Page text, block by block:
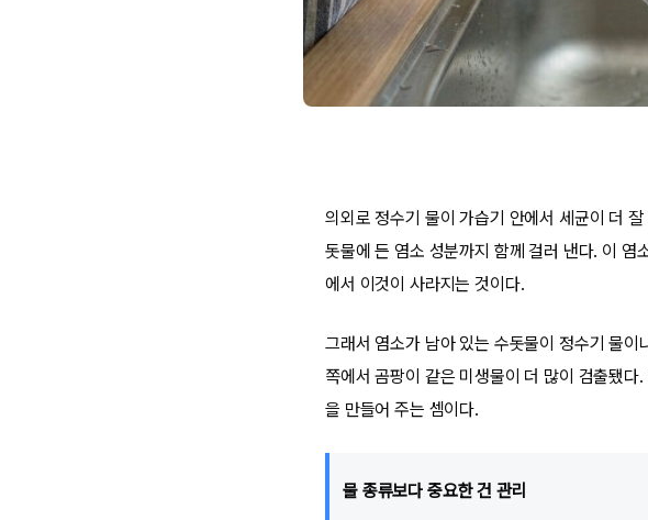
의외로 정수기 물이 가습기 안에서 세균이 더
돗물에 든 염소 성분까지 함께 걸러 낸다. 이 염
에서 이것이 사라지는 것이다.
그래서 염소가 남아 있는 수돗물이 정수기 물
쪽에서 곰팡이 같은 미생물이 더 많이 검출됐
을 만들어 주는 셈이다.
물 종류보다 중요한 건 관리